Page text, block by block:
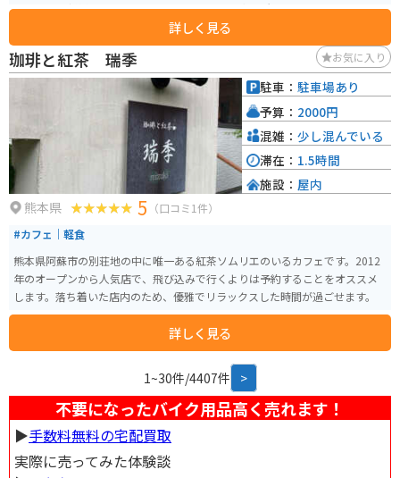
は、地元の新鮮な野菜や果物を販売する農産物直売所や、阿蘇の特産品を販
元の食材を使った料理を楽しむことができます。波野の特産品としては、高
菜漬けや、だご汁などが有名です。 バイクに乗っている方は、阿蘇パノラマ
ラインを走れば、阿蘇の雄大な景色を楽しみながら道の駅 波野へ行くことが
できます。周辺には、大観峰や草千里ヶ浜など、阿蘇を代表する観光スポット
も点在しているので、ツーリングの拠点としても最適です。
詳しく見る
珈琲と紅茶 瑞季 お気に入り
熊本県 5 （口コミ1件）
#カフェ｜軽食
熊本県阿蘇市の別荘地の中に唯一ある紅茶ソムリエのいるカフェです。2012
年のオープンから人気店で、飛び込みで行くよりは予約することをオススメ
します。落ち着いた店内のため、優雅でリラックスした時間が過ごせます。
詳しく見る
駐車： 駐車場あり
予算： 2000円
混雑： 少し混んでいる
滞在： 1.5時間
施設： 屋内
1~30件/4407件 >
不要になったバイク用品高く売れます！
▶︎手数料無料の宅配買取
実際に売ってみた体験談